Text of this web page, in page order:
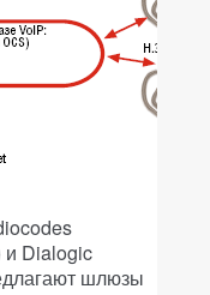
и Dialogic
шлюзы